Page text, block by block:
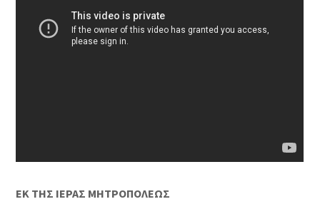
ΕΚ ΤΗΣ ΙΕΡΑΣ ΜΗΤΡΟΠΟΛΕΩΣ